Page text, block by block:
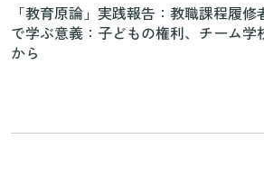
「教育原論」実践報告：教職課程履
で学ぶ意義：子どもの権利、チーム学
から